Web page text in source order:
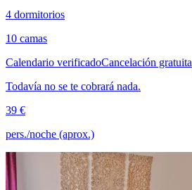
4 dormitorios
10 camas
Calendario verificadoCancelación gratuita
Todavía no se te cobrará nada.
39 €
pers./noche (aprox.)